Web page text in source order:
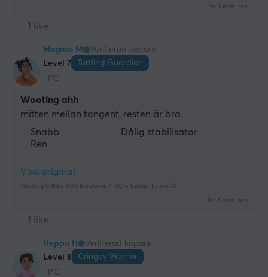
för 3 mån. sen
1 like
Magnus M
Verifierad köpare
Level 7
Turtling Guardian
PC
Wooting ahh
mitten mellan tangent, resten är bra
Snabb
Ren
Dålig stabilisator
Visa original
Wooting 60HE+ RGB Barebone - ISO + Lekker Linear60
för 6 mån. sen
1 like
Heppu H
Verifierad köpare
Level 8
Cringey Warrior
PC